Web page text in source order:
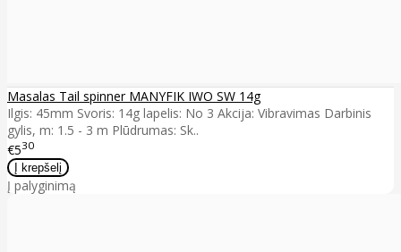
Masalas Tail spinner MANYFIK IWO SW 14g
Ilgis: 45mm Svoris: 14g lapelis: No 3 Akcija: Vibravimas Darbinis
gylis, m: 1.5 - 3 m Plūdrumas: Sk..
€530
Į palyginimą